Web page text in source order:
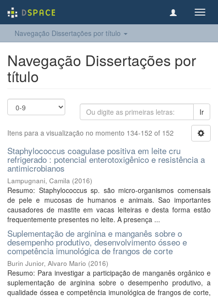
Navegação Dissertações por título
Navegação Dissertações por
título
Ir
Itens para a visualização no momento 134-152 of 152
Staphylococcus coagulase positiva em leite cru
refrigerado : potencial enterotoxigênico e resistência a
antimicrobianos
Lampugnani, Camila (2016)
Resumo: Staphylococcus sp. são micro-organismos comensais
de pele e mucosas de humanos e animais. Sao importantes
causadores de mastite em vacas leiteiras e desta forma estão
frequentemente presentes no leite. A presença ...
Suplementação de arginina e manganês sobre o
desempenho produtivo, desenvolvimento ósseo e
competência imunológica de frangos de corte
Burin Junior, Alvaro Mario (2016)
Resumo: Para investigar a participação de manganês orgânico e
suplementação de arginina sobre o desempenho produtivo, a
qualidade óssea e competência imunológica de frangos de corte,